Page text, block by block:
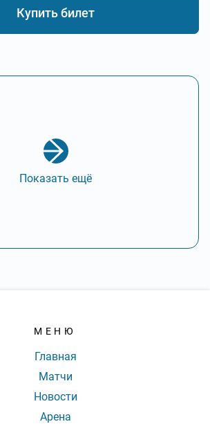
Купить билет
Показать ещё
МЕНЮ
Главная
Матчи
Новости
Арена